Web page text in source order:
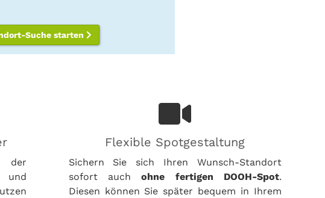
Suche starten
und
Flexible Spotgestaltung
Sichern Sie sich Ihren Wunsch-Standort
sofort auchohne fertigen DOOH-Spot.
Diesen können Sie später bequem in Ihrem